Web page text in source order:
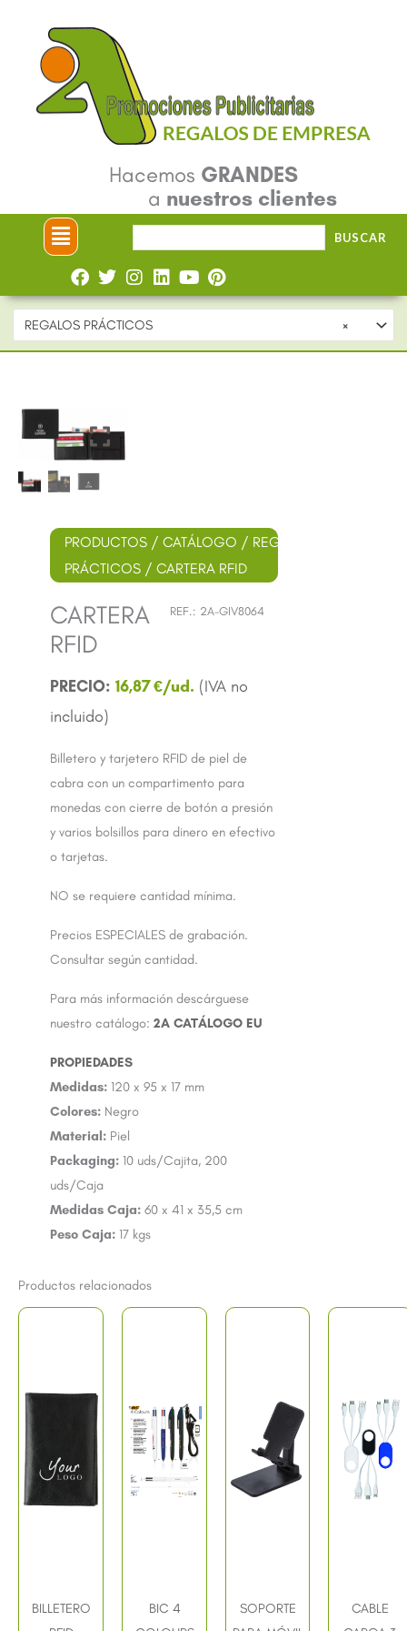
contenido
Hacemos GRANDES
a nuestros clientes
Menú BUSCAR
×
REGALOS PRÁCTICOS
PRODUCTOS / CATÁLOGO / REGALOS
PRÁCTICOS / CARTERA RFID
REF.: 2A-GIV8064
CARTERA
RFID
16,87€
Billetero y tarjetero RFID de piel de
cabra con un compartimento para
monedas con cierre de botón a presión
y varios bolsillos para dinero en efectivo
o tarjetas.
NO se requiere cantidad mínima.
Precios ESPECIALES de grabación.
Consultar según cantidad.
Para más información descárguese
nuestro catálogo: 2A CATÁLOGO EU
Medidas: 120 x 95 x 17 mm
Colores: Negro
Material: Piel
Packaging: 10 uds/Cajita, 200
uds/Caja
Medidas Caja: 60 x 41 x 35,5 cm
Peso Caja: 17 kgs
Productos relacionados
BILLETERO
BIC 4
SOPORTE
CABLE